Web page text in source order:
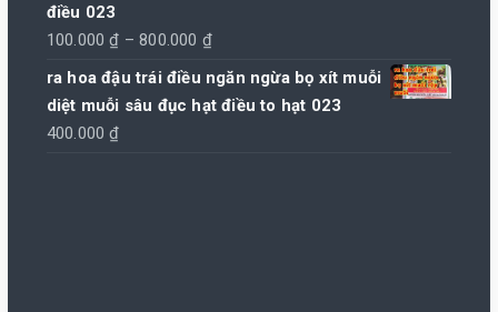
điều 023
100.000₫ – 800.000 ₫Khoảng
giá:
từ
ra hoa đậu trái điều ngăn ngừa bọ xít muỗi
diệt muỗi sâu đục hạt điều to hạt 023
400.000₫